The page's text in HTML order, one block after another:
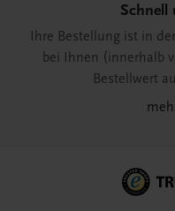
Schnell
Ihre Bestellung ist in
bei Ihnen (innerhalb
Bestellwert